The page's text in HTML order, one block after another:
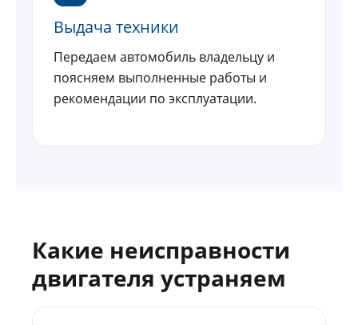
Выдача техники
Передаем автомобиль владельцу и
поясняем выполненные работы и
рекомендации по эксплуатации.
Какие неисправности
двигателя устраняем